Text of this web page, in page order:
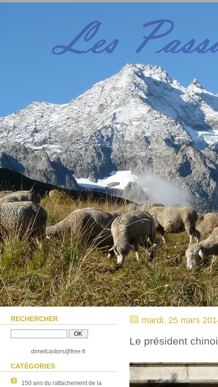
RECHERCHER
dimetcastors@free.fr
CATÉGORIES
150 ans du rattachement de la
mardi, 25 mars
Le président